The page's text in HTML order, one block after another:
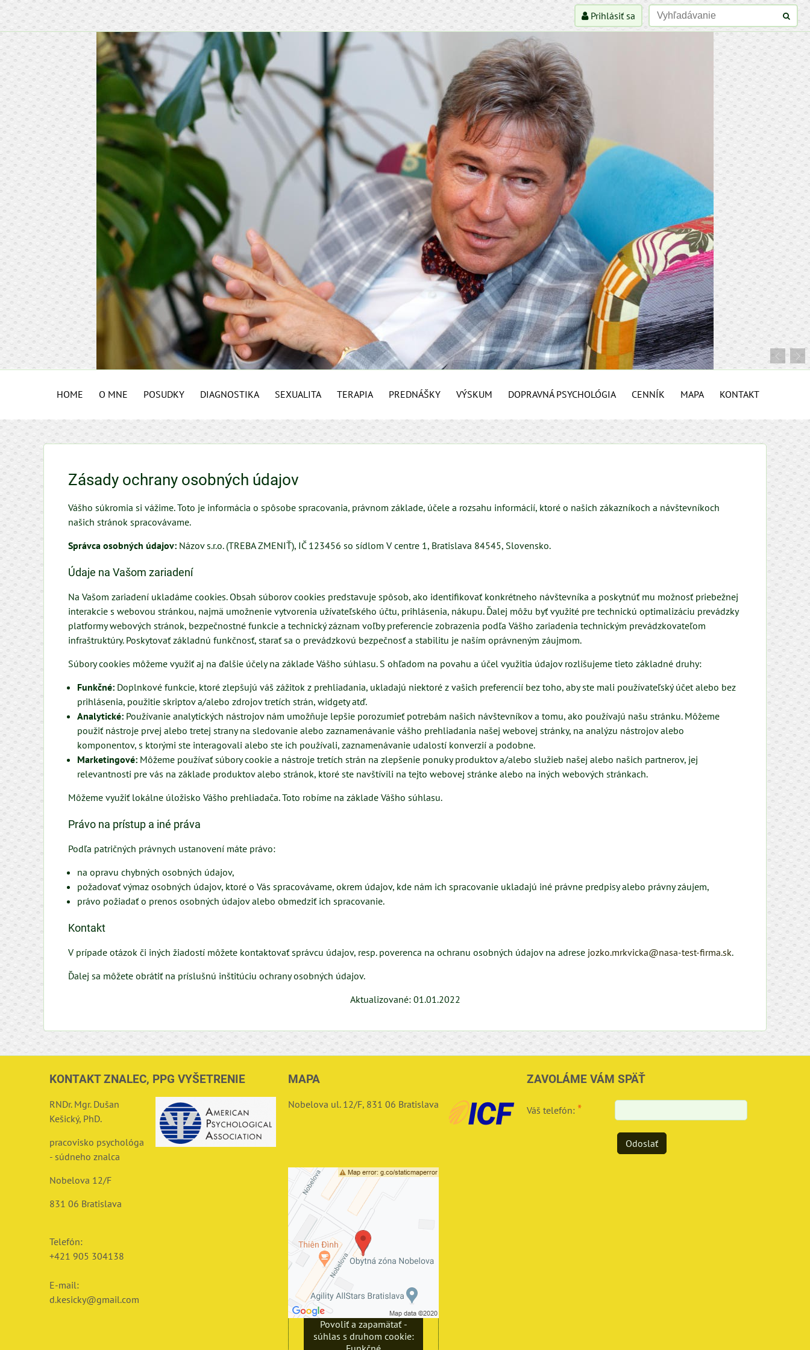
Prihlásiť sa
HOME O MNE POSUDKY DIAGNOSTIKA SEXUALITA TERAPIA PREDNÁŠKY VÝSKUM DOPRAVNÁ PSYCHOLÓGIA CENNÍK MAPA KONTAKT
Zásady ochrany osobných údajov
Vášho súkromia si vážime. Toto je informácia o spôsobe spracovania, právnom základe, účele a rozsahu informácií, ktoré o našich zákazníkoch a návštevníkoch
našich stránok spracovávame.
Správca osobných údajov: Názov s.r.o. (TREBA ZMENIŤ), IČ 123456 so sídlom V centre 1, Bratislava 84545, Slovensko.
Údaje na Vašom zariadení
Na Vašom zariadení ukladáme cookies. Obsah súborov cookies predstavuje spôsob, ako identifikovať konkrétneho návštevníka a poskytnúť mu možnosť priebežnej
interakcie s webovou stránkou, najmä umožnenie vytvorenia užívateľského účtu, prihlásenia, nákupu. Ďalej môžu byť využité pre technickú optimalizáciu prevádzky
platformy webových stránok, bezpečnostné funkcie a technický záznam voľby preferencie zobrazenia podľa Vášho zariadenia technickým prevádzkovateľom
infraštruktúry. Poskytovať základnú funkčnosť, starať sa o prevádzkovú bezpečnosť a stabilitu je naším oprávneným záujmom.
Súbory cookies môžeme využiť aj na ďalšie účely na základe Vášho súhlasu. S ohľadom na povahu a účel využitia údajov rozlišujeme tieto základné druhy:
Funkčné: Doplnkové funkcie, ktoré zlepšujú váš zážitok z prehliadania, ukladajú niektoré z vašich preferencií bez toho, aby ste mali používateľský účet alebo bez
prihlásenia, použitie skriptov a/alebo zdrojov tretích strán, widgety atď.
Analytické: Používanie analytických nástrojov nám umožňuje lepšie porozumieť potrebám našich návštevníkov a tomu, ako používajú našu stránku. Môžeme
použiť nástroje prvej alebo tretej strany na sledovanie alebo zaznamenávanie vášho prehliadania našej webovej stránky, na analýzu nástrojov alebo
komponentov, s ktorými ste interagovali alebo ste ich používali, zaznamenávanie udalostí konverzií a podobne.
Marketingové: Môžeme používať súbory cookie a nástroje tretích strán na zlepšenie ponuky produktov a/alebo služieb našej alebo našich partnerov, jej
relevantnosti pre vás na základe produktov alebo stránok, ktoré ste navštívili na tejto webovej stránke alebo na iných webových stránkach.
Môžeme využiť lokálne úložisko Vášho prehliadača. Toto robíme na základe Vášho súhlasu.
Právo na prístup a iné práva
Podľa patričných právnych ustanovení máte právo:
na opravu chybných osobných údajov,
požadovať výmaz osobných údajov, ktoré o Vás spracovávame, okrem údajov, kde nám ich spracovanie ukladajú iné právne predpisy alebo právny záujem,
právo požiadať o prenos osobných údajov alebo obmedziť ich spracovanie.
Kontakt
V prípade otázok či iných žiadostí môžete kontaktovať správcu údajov, resp. poverenca na ochranu osobných údajov na adrese jozko.mrkvicka@nasa-test-firma.sk.
Ďalej sa môžete obrátiť na príslušnú inštitúciu ochrany osobných údajov.
Aktualizované: 01.01.2022
KONTAKT ZNALEC, PPG VYŠETRENIE
RNDr. Mgr. Dušan
Kešický, PhD.
pracovisko psychológa
- súdneho znalca
Nobelova 12/F
831 06 Bratislava
Telefón:
+421 905 304138
E-mail:
d.kesicky@gmail.com
MAPA
Nobelova ul. 12/F, 831 06 Bratislava
Externý obsah je
blokovaný Voľbami
súkromia
Prajete si načítať externý
obsah?
Povoliť tentokrát
Povoliť a zapamätať -
súhlas s druhom cookie:
ZAVOLÁME VÁM SPÄŤ
Váš telefón: *
Odoslať